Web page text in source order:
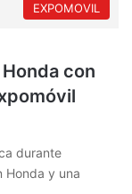
EXPOMOVIL
con
durante
Honda y una